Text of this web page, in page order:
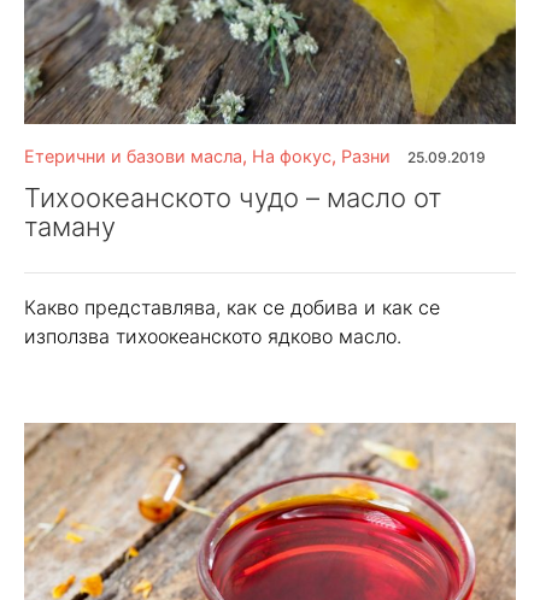
Етерични и базови масла, На фокус, Разни 25.09.2019
Тихоокеанското чудо – масло от
таману
Какво представлява, как се добива и как се
използва тихоокеанското ядково масло.